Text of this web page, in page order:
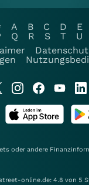
A B C D E
Q R S T U
oder andere
online.de: 4.8 von 5